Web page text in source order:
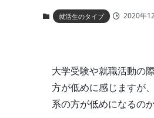
就活生のタイプ 2020年
大学受験や就職活動の
方が低めに感じますが
系の方が低めになるの